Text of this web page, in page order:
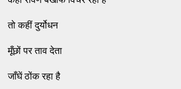
तो कहीं दुर्योधन
मूँछों पर ताव देता
जाँघें ठोंक रहा है